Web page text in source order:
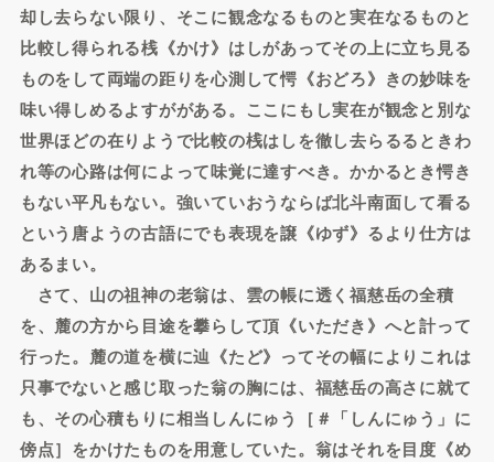
却し去らない限り、そこに観念なるものと実在なるものと
比較し得られる桟《かけ》はしがあってその上に立ち見る
ものをして両端の距りを心測して愕《おどろ》きの妙味を
味い得しめるよすががある。ここにもし実在が観念と別な
世界ほどの在りようで比較の桟はしを徹し去らるるときわ
れ等の心路は何によって味覚に達すべき。かかるとき愕き
もない平凡もない。強いていおうならば北斗南面して看る
という唐ようの古語にでも表現を譲《ゆず》るより仕方は
あるまい。
さて、山の祖神の老翁は、雲の帳に透く福慈岳の全積
を、麓の方から目途を攀らして頂《いただき》へと計って
行った。麓の道を横に辿《たど》ってその幅によりこれは
只事でないと感じ取った翁の胸には、福慈岳の高さに就て
も、その心積もりに相当しんにゅう［＃「しんにゅう」に
傍点］をかけたものを用意していた。翁はそれを目度《め